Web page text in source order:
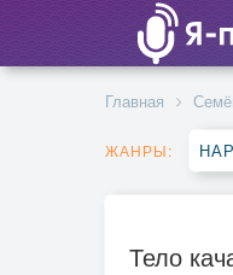
Главная
ЖАНРЫ:
Тело